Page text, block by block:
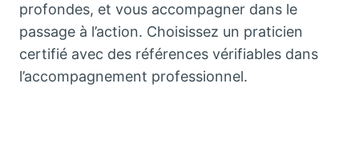
profondes, et vous accompagner dans le
passage à l’action. Choisissez un praticien
certifié avec des références vérifiables dans
l’accompagnement professionnel.